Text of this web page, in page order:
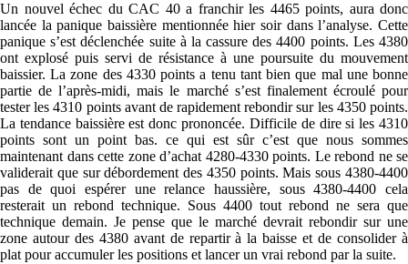
Un nouvel échec du CAC 40 a franchir les 4465 points, aura donc
lancée la panique baissière mentionnée hier soir dans l’analyse. Cette
panique s’est déclenchée suite à la cassure des 4400 points. Les 4380
ont explosé puis servi de résistance à une poursuite du mouvement
baissier. La zone des 4330 points a tenu tant bien que mal une bonne
partie de l’après-midi, mais le marché s’est finalement écroulé pour
tester les 4310 points avant de rapidement rebondir sur les 4350 points.
La tendance baissière est donc prononcée. Difficile de dire si les 4310
points sont un point bas. ce qui est sûr c’est que nous sommes
maintenant dans cette zone d’achat 4280-4330 points. Le rebond ne se
validerait que sur débordement des 4350 points. Mais sous 4380-4400
pas de quoi espérer une relance haussière, sous 4380-4400 cela
resterait un rebond technique. Sous 4400 tout rebond ne sera que
technique demain. Je pense que le marché devrait rebondir sur une
zone autour des 4380 avant de repartir à la baisse et de consolider à
plat pour accumuler les positions et lancer un vrai rebond par la suite.